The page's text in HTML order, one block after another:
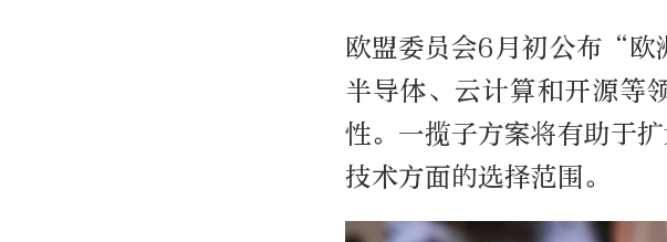
欧盟委员会6月初公布“欧
半导体、云计算和开源等
性。一揽子方案将有助于
技术方面的选择范围。